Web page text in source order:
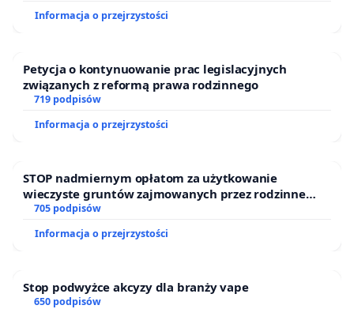
Informacja o przejrzystości
Petycja o kontynuowanie prac legislacyjnych
związanych z reformą prawa rodzinnego
719 podpisów
Informacja o przejrzystości
STOP nadmiernym opłatom za użytkowanie
wieczyste gruntów zajmowanych przez rodzinne
ogrody działkowe.
705 podpisów
Informacja o przejrzystości
Stop podwyżce akcyzy dla branży vape
650 podpisów